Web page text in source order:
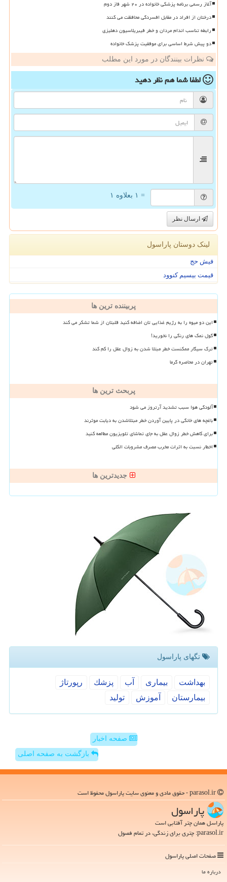
آغاز رسمی برنامه پزشکی خانواده در ۲۰ شهر فاز دوم
درختان از افراد در مقابل افسردگی محافظت می کنند
رابطه تناسب اندام مردان و خطر فیبریلاسیون دهلیزی
دو پیش شرط اساسی برای موفقیت پزشک خانواده
نظرات بینندگان در مورد این مطلب
لطفا شما همنظر دهید
= ۱ بعلاوه ۱
ارسال نظر
لینک دوستان پاراسول
فیش حج
قیمت بیسیم کنوود
پربیننده ترین ها
این دو میوه را به رژیم غذایی تان اضافه کنید قلبتان از شما تشکر می کند
گول نمک های رنگی را نخورید!
ترک سیگار ممکنست خطر مبتلا شدن به زوال عقل را کم کند
تهران در محاصره گرما
پربحث ترین ها
آلودگی هوا سبب تشدید آرتروز می شود
باغچه های خانگی در پایین آوردن خطر مبتلاشدن به دیابت موثرند
برای کاهش خطر زوال عقل به جای تماشای تلویزیون مطالعه کنید
اخطار نسبت به اثرات مخرب مصرف مشروبات الکلی
جدیدترین ها
تگهای پاراسول
بهداشت بیماری آب پزشك
رپورتاژ
بیمارستان
آموزش تولید
صفحه اخبار
بازگشت به صفحه اصلی
پاراسول
پاراسل همان چتر آفتابی است
parasol.ir: چتری برای زندگی، در تمام فصول
صفحات اصلی پاراسول
درباره ما